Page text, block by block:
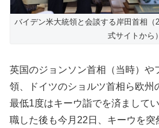
バイデン米大統領と会談する岸田首相（
式サイトから）
英国のジョンソン首相（当時）や
領、ドイツのショルツ首相ら欧州
最低1度はキーウ詣でを済まして
職した後も今月22日、キーウを突